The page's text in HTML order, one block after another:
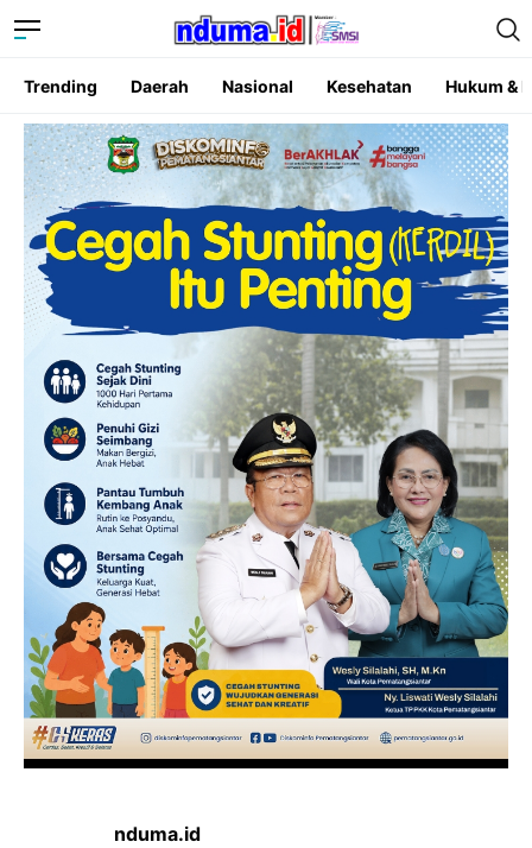
Trending Daerah Nasional Kesehatan Hukum &
nduma.id